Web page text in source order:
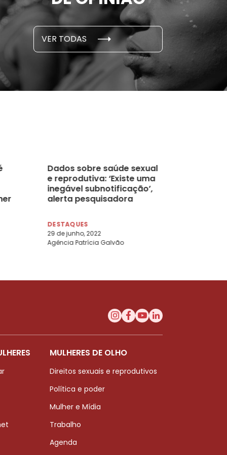
VER TODAS
E PESQUISAS
novembro, 2021
Dados sobre saúde sexual
e reprodutiva: ‘Existe uma
inegável subnotificação’,
alerta pesquisadora
DESTAQUES
29 de junho, 2022
Agência Patrícia Galvão
MULHERES DE OLHO
Direitos sexuais e reprodutivos
Política e poder
Mulher e Mídia
Trabalho
Agenda